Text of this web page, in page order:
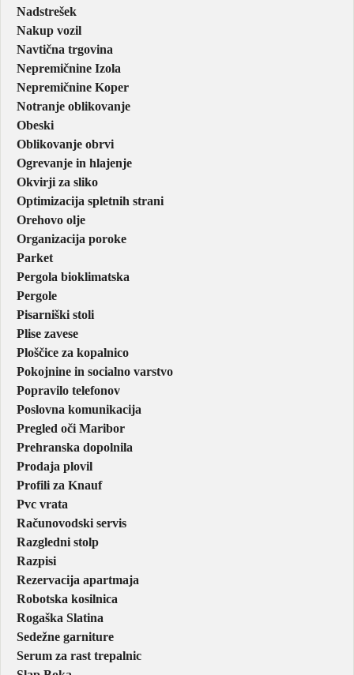
Nadstrešek
Nakup vozil
Navtična trgovina
Nepremičnine Izola
Nepremičnine Koper
Notranje oblikovanje
Obeski
Oblikovanje obrvi
Ogrevanje in hlajenje
Okvirji za sliko
Optimizacija spletnih strani
Orehovo olje
Organizacija poroke
Parket
Pergola bioklimatska
Pergole
Pisarniški stoli
Plise zavese
Ploščice za kopalnico
Pokojnine in socialno varstvo
Popravilo telefonov
Poslovna komunikacija
Pregled oči Maribor
Prehranska dopolnila
Prodaja plovil
Profili za Knauf
Pvc vrata
Računovodski servis
Razgledni stolp
Razpisi
Rezervacija apartmaja
Robotska kosilnica
Rogaška Slatina
Sedežne garniture
Serum za rast trepalnic